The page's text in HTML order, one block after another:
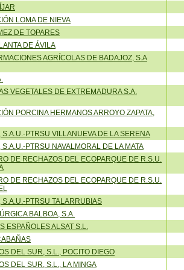
LOMA DE NIEVA
DE TOPARES
DE ÁVILA
AGRÍCOLAS DE BADAJOZ, S.A
VEGETALES DE EXTREMADURA S.A.
PORCINA HERMANOS ARROYO ZAPATA,
S.A.U.-PTRSU VILLANUEVA DE LA SERENA
S.A.U.-PTRSU NAVALMORAL DE LA MATA
DE RECHAZOS DEL ECOPARQUE DE R.S.U.
DE RECHAZOS DEL ECOPARQUE DE R.S.U.
S.A.U.-PTRSU TALARRUBIAS
BALBOA, S.A.
ESPAÑOLES ALSAT S.L.
DEL SUR, S.L., POCITO DIEGO
DEL SUR, S.L., LA MINGA